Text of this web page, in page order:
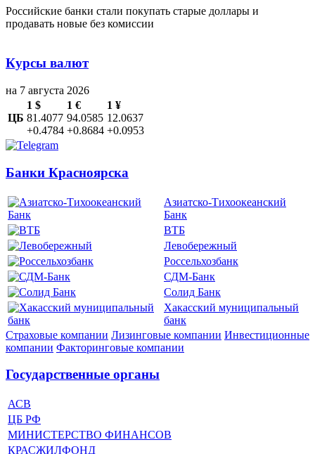
Российские банки стали покупать старые доллары и
продавать новые без комиссии
Курсы валют
на 7 августа 2026
ЦБ
1 $
81.4077
+0.4784
1 €
94.0585
+0.8684
1 ¥
12.0637
+0.0953
Банки Красноярска
Азиатско-Тихоокеанский
Банк
ВТБ
Левобережный
Россельхозбанк
СДМ-Банк
Солид Банк
Хакасский муниципальный
банк
Страховые компании Лизинговые компании Инвестиционные
компании Факторинговые компании
Государственные органы
АСВ
ЦБ РФ
МИНИСТЕРСТВО ФИНАНСОВ
КРАСЖИЛФОНД